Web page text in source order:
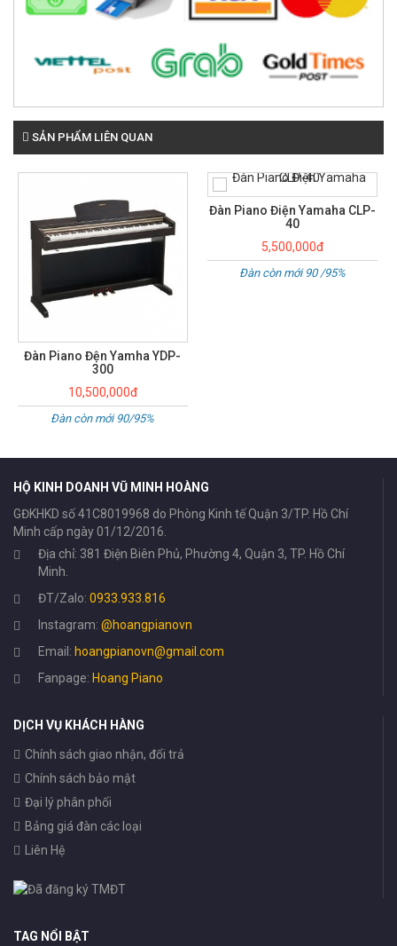
SẢN PHẨM LIÊN QUAN
Đàn Piano Điện Yamaha CLP-
40
5,500,000đ
HỘ KINH DOANH VŨ MINH HOÀNG
GĐKHKD số 41C8019968 do Phòng Kinh tế Quận 3/TP. Hồ Chí
Minh cấp ngày 01/12/2016.
Địa chỉ: 381 Điện Biên Phủ, Phường 4, Quận 3, TP. Hồ Chí
Minh.
ĐT/Zalo: 0933.933.816
Instagram: @hoangpianovn
Email: hoangpianovn@gmail.com
Fanpage: Hoang Piano
DỊCH VỤ KHÁCH HÀNG
Chính sách giao nhận, đổi trả
Chính sách bảo mật
Đại lý phân phối
Bảng giá đàn các loại
Liên Hệ
TAG NỔI BẬT